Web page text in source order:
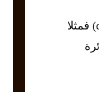
أحداث Events: تخص الكائن وتنتج عن سلوكياته! وكل كائن ( object ) ينتمي لفئة أعلى منه (class) فمثلا